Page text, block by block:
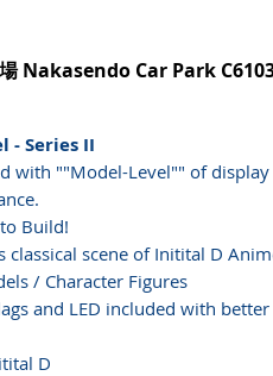
Nakasendo Car Park
- Series II
with ""Model-Level"" of
Build!
classical scene of Initital D
/ Character Figures
and LED included with
D